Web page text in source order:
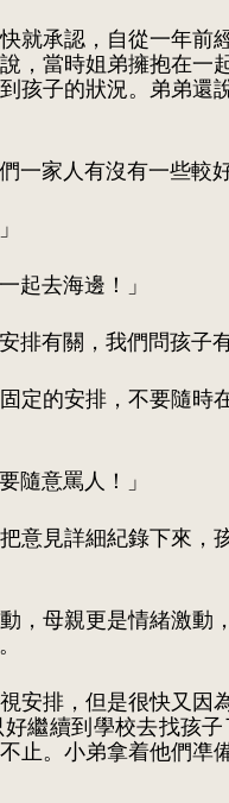
就承認，自從一年前
，當時姐弟擁抱在一
孩子的狀況。弟弟還
一家人有沒有一些較
起去海邊！」
排有關，我們問孩子
定的安排，不要隨時
隨意罵人！」
意見詳細紀錄下來，
，母親更是情緒激動
安排，但是很快又因
繼續到學校去找孩
止。小弟拿着他們凖